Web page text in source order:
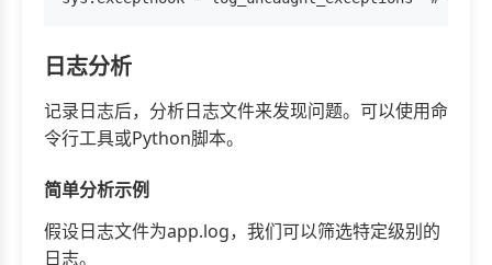
日志分析
记录日志后，分析日志文件来发现问题。可以使用命
令行工具或Python脚本。
简单分析示例
假设日志文件为app.log，我们可以筛选特定级别的
日志。